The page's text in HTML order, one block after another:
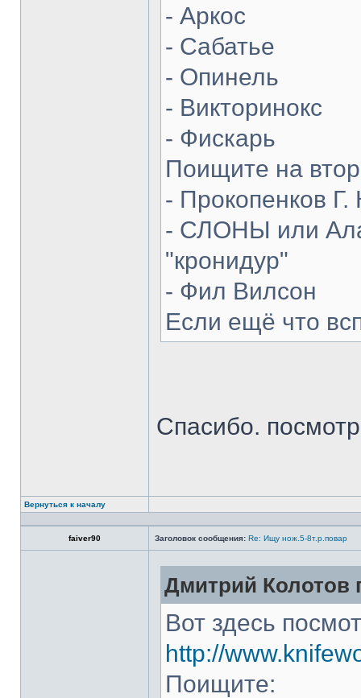
- Аркос
- Сабатье
- Опинель
- Викторинокс
- Фискарь
Поищите на
- Прокопенков Г.
- СЛОНЫ или
"кронидур"
- Фил Вилсон
Если ещё что
Спасибо.
Вернуться к началу
faiver90 Заголовок сообщения: Re: Ищу нож.5-8т.р.повар
Дмитрий Колотов
Вот здесь
http://
Поищите: